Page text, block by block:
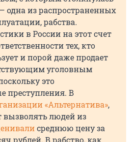
из распространенных
рабства.
в России на этот счет
тех, кто
и порой даже продает
уголовным
это
преступления. В
«Альтернатива»,
вызволять людей из
среднюю цену за
рублей. В рабство, как